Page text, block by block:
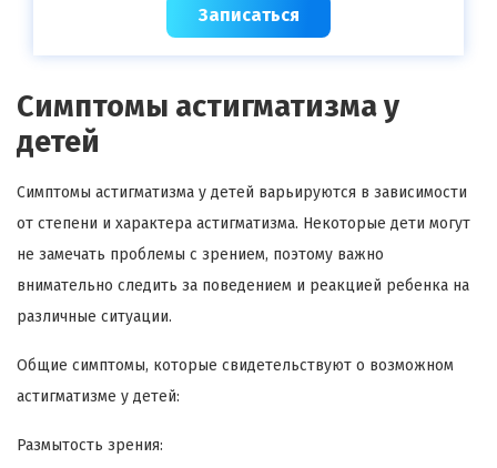
Записаться
Симптомы астигматизма у
детей
Симптомы астигматизма у детей варьируются в зависимости
от степени и характера астигматизма. Некоторые дети могут
не замечать проблемы с зрением, поэтому важно
внимательно следить за поведением и реакцией ребенка на
различные ситуации.
Общие симптомы, которые свидетельствуют о возможном
астигматизме у детей:
Размытость зрения: